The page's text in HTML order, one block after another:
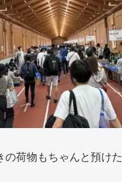
の荷物もちゃんと預けた